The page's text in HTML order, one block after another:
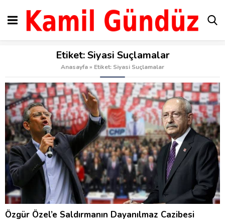
Etiket:Siyasi Suçlamalar
Anasayfa» Etiket: Siyasi Suçlamalar
Özgür Özel’e Saldırmanın Dayanılmaz Cazibesi